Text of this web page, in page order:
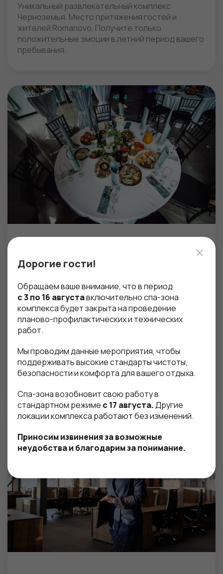
Уникальный развлекательный комплекс
Черноземья. Место притяжения гостей и
жителей Romanovo. Получите только
положительные эмоции в летний период вашего
пребывания.
Банкетный зал Romanovo STEAK AND
WINE
Стильный банкетный зал Romanovo Steak & Wine
современным оборудованием (свет, звук, экран
и т.д.) - идеальное место для любого
торжества.
Дорогие гости!
Обращаем ваше внимание, что в период
с 3 по 16 августавключительно спа-зона
комплекса будет закрыта на проведение
планово-профилактических и технических
работ.
Мы проводим данные мероприятия, чтобы
поддерживать высокие стандарты чистоты,
безопасности и комфорта для вашего отдыха.
Спа-зона возобновит свою работу в
стандартном режиме с 17 августа.Другие
локации комплекса работают без изменений.
Приносим извинения за возможные
неудобства и благодарим за понимание.